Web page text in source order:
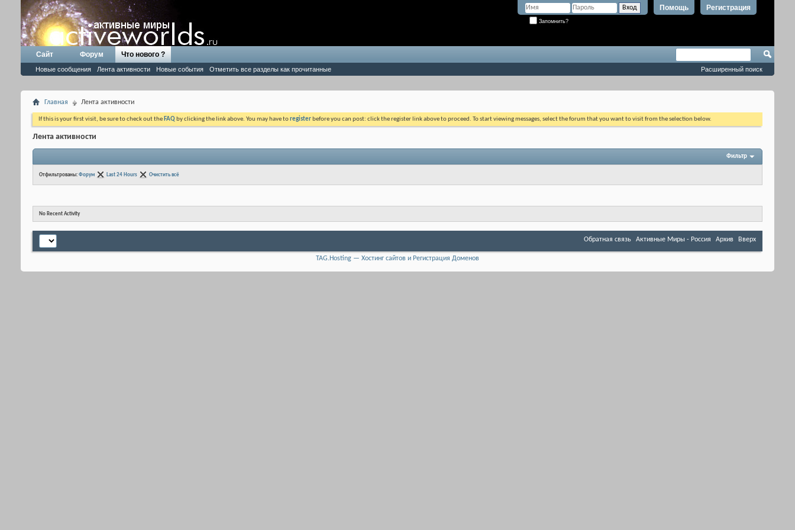
Регистрация
Помощь
Запомнить?
Сайт Форум Что нового ?
Новые сообщения Лента активности Новые события Отметить все разделы как прочитанные Расширенный поиск
Главная Лента активности
If this is your first visit, be sure to check out the FAQ by clicking the link above. You may have toregister before you can post: click the register link above to proceed. To start viewing messages, select the forum that you want to visit from the selection below.
Лента активности
Фильтр
Отфильтрованы: Форум Last 24 Hours Очистить всё
No Recent Activity
Обратная связь Активные Миры - Россия Архив Вверх
TAG.Hosting — Хостинг сайтов и Регистрация Доменов